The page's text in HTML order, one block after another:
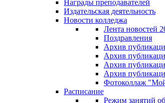
Награды преподавателей
Издательская деятельность
Новости колледжа
Лента новостей
Поздравления
Архив
Архив
Архив
Архив
Фотоколлаж
Расписание
Режим занятий